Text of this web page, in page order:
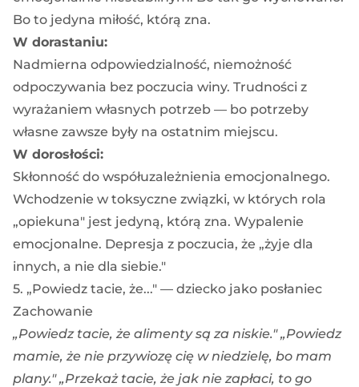
Bo to jedyna miłość, którą zna.
W dorastaniu:
Nadmierna odpowiedzialność, niemożność
odpoczywania bez poczucia winy. Trudności z
wyrażaniem własnych potrzeb — bo potrzeby
własne zawsze były na ostatnim miejscu.
W dorosłości:
Skłonność do współuzależnienia emocjonalnego.
Wchodzenie w toksyczne związki, w których rola
„opiekuna" jest jedyną, którą zna. Wypalenie
emocjonalne. Depresja z poczucia, że „żyje dla
innych, a nie dla siebie."
5. „Powiedz tacie, że..." — dziecko jako posłaniec
Zachowanie
„Powiedz tacie, że alimenty są za niskie." „Powiedz
mamie, że nie przywiozę cię w niedzielę, bo mam
plany." „Przekaż tacie, że jak nie zapłaci, to go